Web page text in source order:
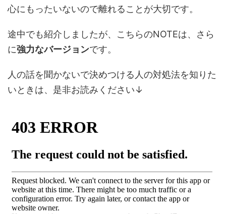
心にもったいないので離れることが大切です。
途中でも紹介しましたが、こちらのNOTEは、さら
に強力なバージョンです。
人の話を聞かないで決めつける人の対処法を知りた
いときは、是非お読みください↓